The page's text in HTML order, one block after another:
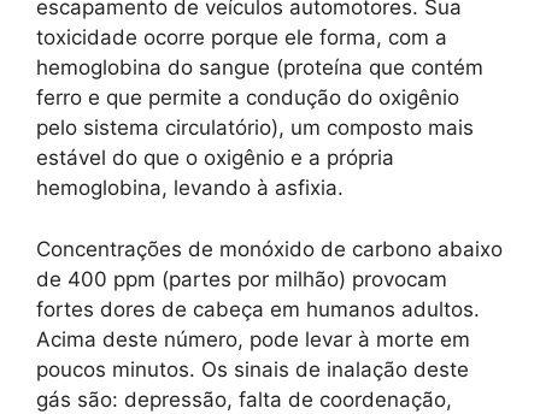
escapamento de veículos automotores. Sua
toxicidade ocorre porque ele forma, com a
hemoglobina do sangue (proteína que contém
ferro e que permite a condução do oxigênio
pelo sistema circulatório), um composto mais
estável do que o oxigênio e a própria
hemoglobina, levando à asfixia.
Concentrações de monóxido de carbono abaixo
de 400 ppm (partes por milhão) provocam
fortes dores de cabeça em humanos adultos.
Acima deste número, pode levar à morte em
poucos minutos. Os sinais de inalação deste
gás são: depressão, falta de coordenação,